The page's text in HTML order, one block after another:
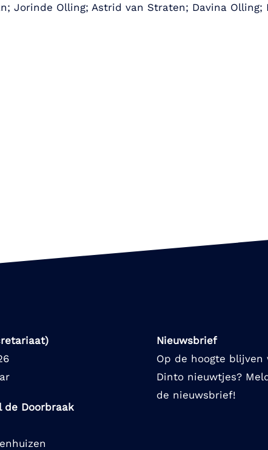
Jorinde Olling; Astrid van Straten; Davina
de Doorbraak
Nieuwsbrief
Op de hoogte blijven
Dinto nieuwtjes?
de nieuwsbrief!